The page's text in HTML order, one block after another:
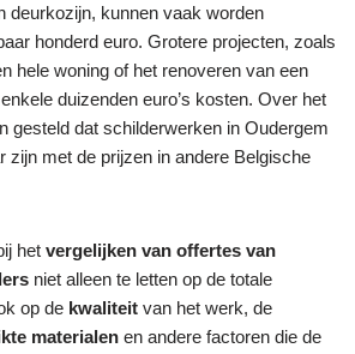
deurkozijn, kunnen vaak worden
honderd euro. Grotere projecten, zoals
hele woning of het renoveren van een
duizenden euro’s kosten. Over het
gesteld dat schilderwerken in Oudergem
zijn met de prijzen in andere Belgische
het vergelijken van offertes van
niet alleen te letten op de totale
op de kwaliteit van het werk, de
materialen en andere factoren die de